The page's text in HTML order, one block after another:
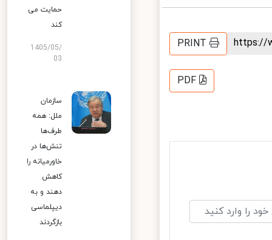
PRINT
PDF
حمایت می
کند
1405/05/
03
سازمان
ملل: همه
طرف‌ها
تنش‌ها در
خاورمیانه را
کاهش
دهند و به
دیپلماسی
بازگردند